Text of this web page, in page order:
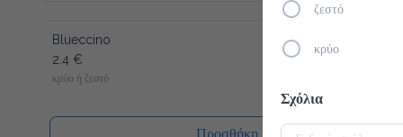
Blueccino
2.4 €
κρύο ή ζεστό
ζεστό
κρύο
Σχόλια